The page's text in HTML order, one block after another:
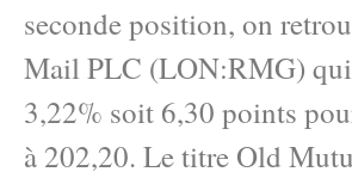
seconde position, on
Mail PLC (LON:RMG)
3,22% soit 6,30 points
à 202,20. Le titre Old